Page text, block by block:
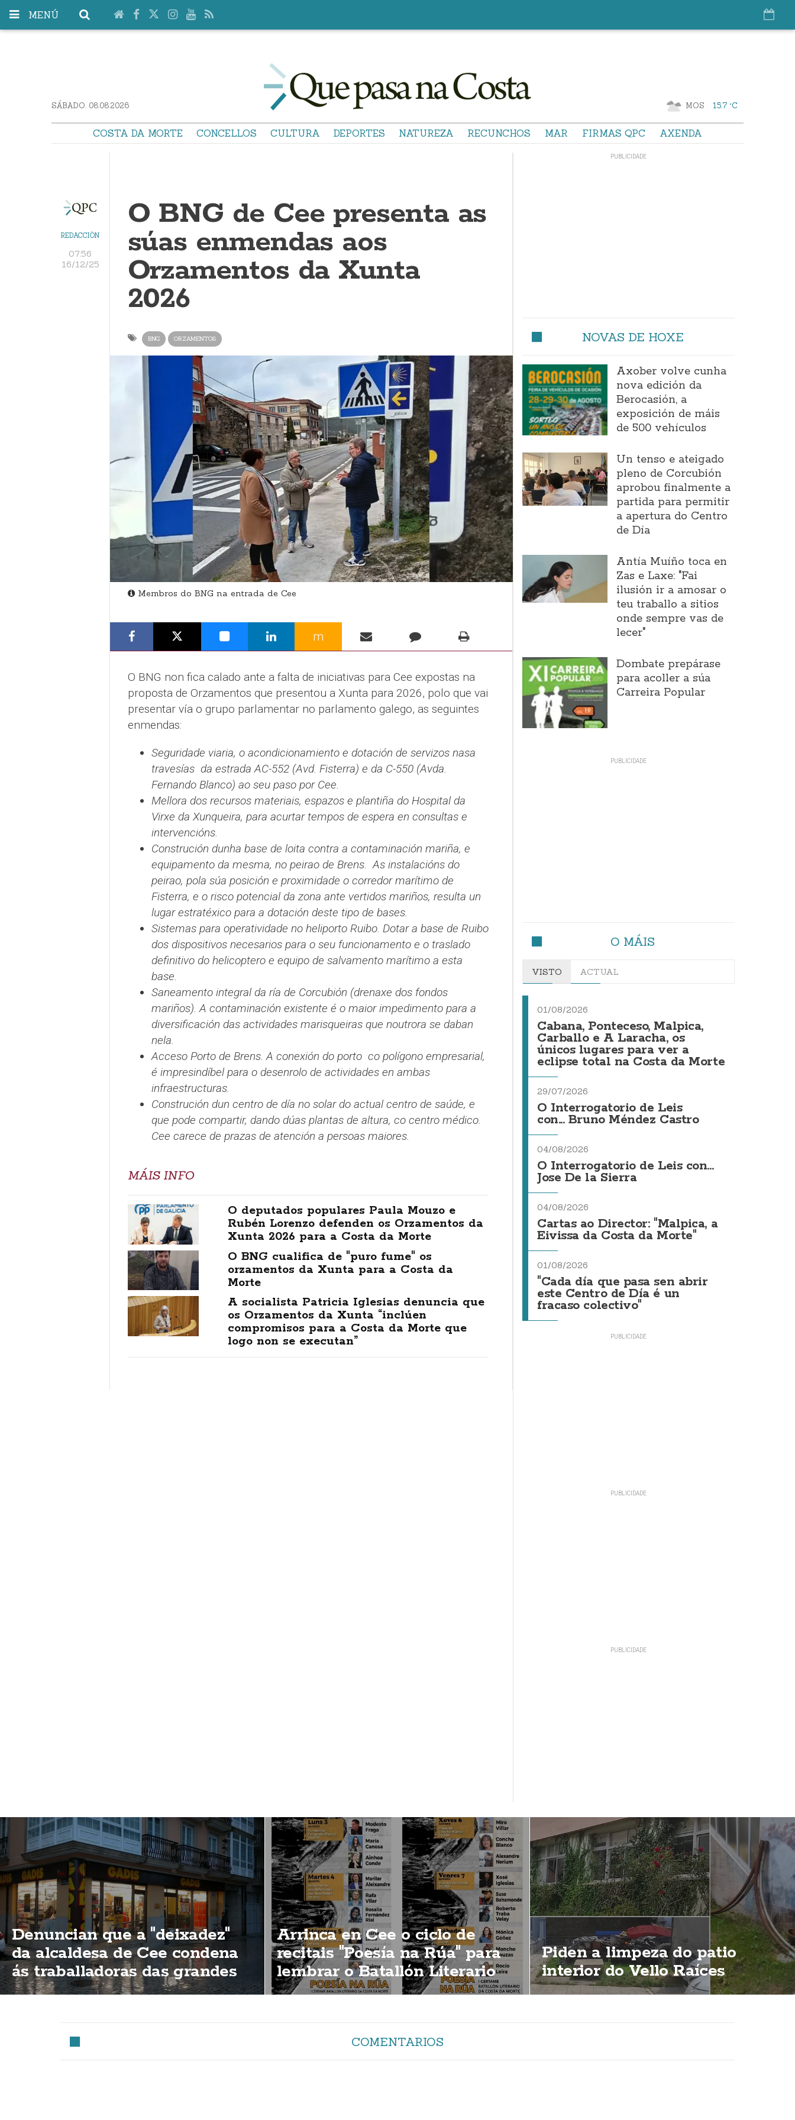
MENÚ
SÁBADO. 08.08.2026 MOS 15.7 °C
COSTA DA MORTE CONCELLOS CULTURA DEPORTES NATUREZA RECUNCHOS MAR FIRMAS QPC AXENDA
REDACCIÓN
07:56
16/12/25
O BNG de Cee presenta as
súas enmendas aos
Orzamentos da Xunta
2026
BNG ORZAMENTOS
Membros do BNG na entrada de Cee
m
O BNG non fica calado ante a falta de iniciativas para Cee expostas na
proposta de Orzamentos que presentou a Xunta para 2026, polo que vai
presentar vía o grupo parlamentar no parlamento galego, as seguintes
enmendas:
Seguridade viaria, o acondicionamiento e dotación de servizos nasa
travesías da estrada AC-552 (Avd. Fisterra) e da C-550 (Avda.
Fernando Blanco) ao seu paso por Cee.
Mellora dos recursos materiais, espazos e plantiña do Hospital da
Virxe da Xunqueira, para acurtar tempos de espera en consultas e
intervencións.
Construción dunha base de loita contra a contaminación mariña, e
equipamento da mesma, no peirao de Brens. As instalacións do
peirao, pola súa posición e proximidade o corredor marítimo de
Fisterra, e o risco potencial da zona ante vertidos mariños, resulta un
lugar estratéxico para a dotación deste tipo de bases.
Sistemas para operatividade no heliporto Ruibo. Dotar a base de Ruibo
dos dispositivos necesarios para o seu funcionamento e o traslado
definitivo do helicoptero e equipo de salvamento marítimo a esta
base.
Saneamento integral da ría de Corcubión (drenaxe dos fondos
mariños). A contaminación existente é o maior impedimento para a
diversificación das actividades marisqueiras que noutrora se daban
nela.
Acceso Porto de Brens. A conexión do porto co polígono empresarial,
é impresindíbel para o desenrolo de actividades en ambas
infraestructuras.
Construción dun centro de día no solar do actual centro de saúde, e
que pode compartir, dando dúas plantas de altura, co centro médico.
Cee carece de prazas de atención a persoas maiores.
MÁIS INFO
O deputados populares Paula Mouzo e
Rubén Lorenzo defenden os Orzamentos da
Xunta 2026 para a Costa da Morte
O BNG cualifica de "puro fume" os
orzamentos da Xunta para a Costa da
Morte
A socialista Patricia Iglesias denuncia que
os Orzamentos da Xunta “inclúen
compromisos para a Costa da Morte que
logo non se executan”
NOVAS DE HOXE
Axober volve cunha
nova edición da
Berocasión, a
exposición de máis
de 500 vehículos
Un tenso e ateigado
pleno de Corcubión
aprobou finalmente a
partida para permitir
a apertura do Centro
de Día
Antía Muíño toca en
Zas e Laxe: "Fai
ilusión ir a amosar o
teu traballo a sitios
onde sempre vas de
lecer"
Dombate prepárase
para acoller a súa
Carreira Popular
O MÁIS
VISTO ACTUAL
01/08/2026
Cabana, Ponteceso, Malpica,
Carballo e A Laracha, os
únicos lugares para ver a
eclipse total na Costa da Morte
29/07/2026
O Interrogatorio de Leis
con... Bruno Méndez Castro
04/08/2026
O Interrogatorio de Leis con...
Jose De la Sierra
04/08/2026
Cartas ao Director: "Malpica, a
Eivissa da Costa da Morte"
01/08/2026
"Cada día que pasa sen abrir
este Centro de Día é un
fracaso colectivo"
Denuncian que a "deixadez"
da alcaldesa de Cee condena
ás traballadoras das grandes
superificies a traballar o 15 de
Arrinca en Cee o ciclo de
recitais "Poesía na Rúa" para
lembrar o Batallón Literario
Piden a limpeza do patio
interior do Vello Raíces
COMENTARIOS